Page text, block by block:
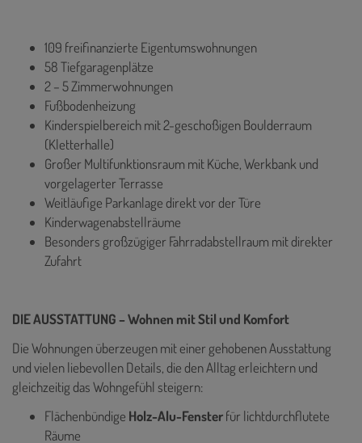
109 freifinanzierte Eigentumswohnungen
58 Tiefgaragenplätze
2 – 5 Zimmerwohnungen
Fußbodenheizung
Kinderspielbereich mit 2-geschoßigen Boulderraum
(Kletterhalle)
Großer Multifunktionsraum mit Küche, Werkbank und
vorgelagerter Terrasse
Weitläufige Parkanlage direkt vor der Türe
Kinderwagenabstellräume
Besonders großzügiger Fahrradabstellraum mit direkter
Zufahrt
DIE AUSSTATTUNG – Wohnen mit Stil und Komfort
Die Wohnungen überzeugen mit einer gehobenen Ausstattung
und vielen liebevollen Details, die den Alltag erleichtern und
gleichzeitig das Wohngefühl steigern:
Flächenbündige Holz-Alu-Fensterfür lichtdurchflutete
Räume